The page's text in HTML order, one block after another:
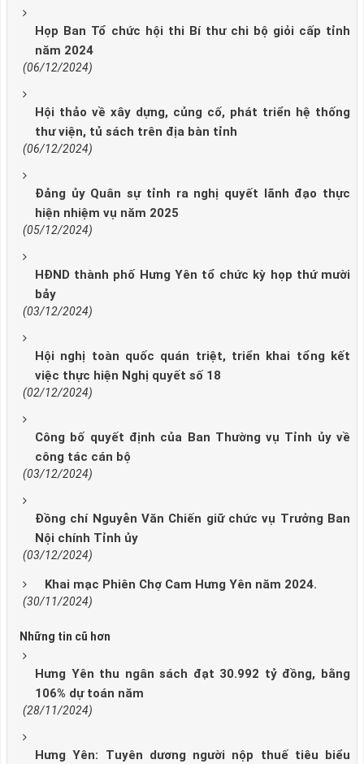
Họp Ban Tổ chức hội thi Bí thư chi bộ giỏi cấp tỉnh
năm 2024
(06/12/2024)
Hội thảo về xây dựng, củng cố, phát triển hệ thống
thư viện, tủ sách trên địa bàn tỉnh
(06/12/2024)
Đảng ủy Quân sự tỉnh ra nghị quyết lãnh đạo thực
hiện nhiệm vụ năm 2025
(05/12/2024)
HĐND thành phố Hưng Yên tổ chức kỳ họp thứ mười
bảy
(03/12/2024)
Hội nghị toàn quốc quán triệt, triển khai tổng kết
việc thực hiện Nghị quyết số 18
(02/12/2024)
Công bố quyết định của Ban Thường vụ Tỉnh ủy về
công tác cán bộ
(03/12/2024)
Đồng chí Nguyễn Văn Chiến giữ chức vụ Trưởng Ban
Nội chính Tỉnh ủy
(03/12/2024)
Khai mạc Phiên Chợ Cam Hưng Yên năm 2024.
(30/11/2024)
Những tin cũ hơn
Hưng Yên thu ngân sách đạt 30.992 tỷ đồng, bằng
106% dự toán năm
(28/11/2024)
Hưng Yên: Tuyên dương người nộp thuế tiêu biểu